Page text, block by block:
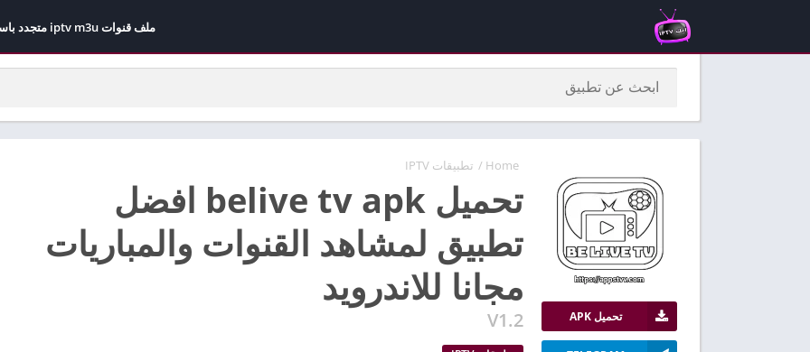
ملف قنوات iptv m3u متجدد باستمرار مجاني 2026
Home
/ تطبيقات IPTV
تحميل belive tv apk افضل
تطبيق لمشاهد القنوات والمباريات
مجانا للاندرويد
V1.2 تحميل APK